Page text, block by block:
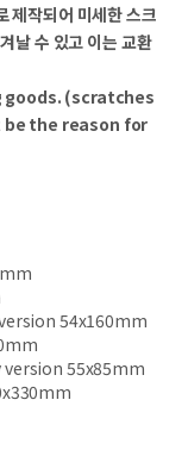
제작되어 미세한 스크
날 수 있고 이는 교환
(scratches
the reason for
54x160mm
version 55x85mm